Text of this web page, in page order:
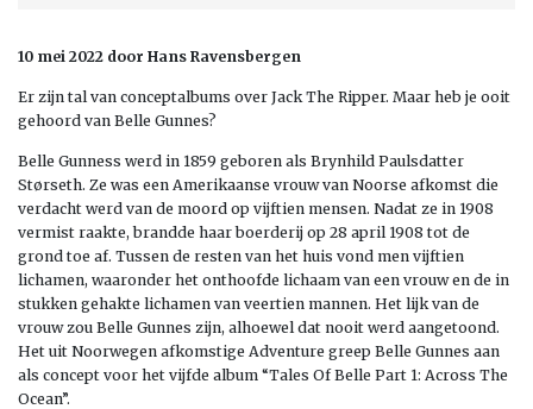
10 mei 2022 door Hans Ravensbergen
Er zijn tal van conceptalbums over Jack The Ripper. Maar heb je ooit
gehoord van Belle Gunnes?
Belle Gunness werd in 1859 geboren als Brynhild Paulsdatter
Størseth. Ze was een Amerikaanse vrouw van Noorse afkomst die
verdacht werd van de moord op vijftien mensen. Nadat ze in 1908
vermist raakte, brandde haar boerderij op 28 april 1908 tot de
grond toe af. Tussen de resten van het huis vond men vijftien
lichamen, waaronder het onthoofde lichaam van een vrouw en de in
stukken gehakte lichamen van veertien mannen. Het lijk van de
vrouw zou Belle Gunnes zijn, alhoewel dat nooit werd aangetoond.
Het uit Noorwegen afkomstige Adventure greep Belle Gunnes aan
als concept voor het vijfde album “Tales Of Belle Part 1: Across The
Ocean”.